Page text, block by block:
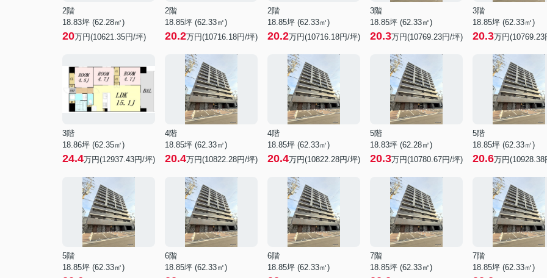
2階
18.83坪 (62.28㎡)
20万円(10621.35円/坪)
2階
18.85坪 (62.33㎡)
20.2万円(10716.18円/坪)
2階
18.85坪 (62.33㎡)
20.2万円(10716.18円/坪)
3階
18.85坪 (62.33㎡)
20.3万円(10769.23円/坪)
3階
18.85坪 (62.33㎡)
20.3万円(10769.23
3階
18.86坪 (62.35㎡)
24.4万円(12937.43円/坪)
4階
18.85坪 (62.33㎡)
20.4万円(10822.28円/坪)
4階
18.85坪 (62.33㎡)
20.4万円(10822.28円/坪)
5階
18.83坪 (62.28㎡)
20.3万円(10780.67円/坪)
5階
18.85坪 (62.33㎡)
20.6万円(10928.38
5階
18.85坪 (62.33㎡)
6階
18.85坪 (62.33㎡)
6階
18.85坪 (62.33㎡)
7階
18.85坪 (62.33㎡)
7階
18.85坪 (62.33㎡)